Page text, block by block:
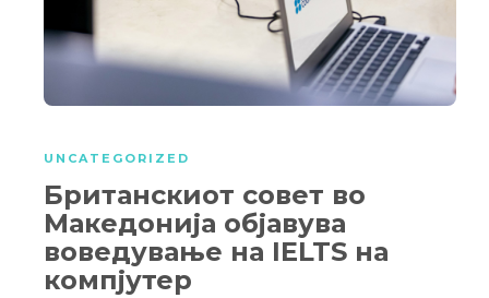
UNCATEGORIZED
Британскиот совет во
Македонија објавува
воведување на IELTS на
компјутер